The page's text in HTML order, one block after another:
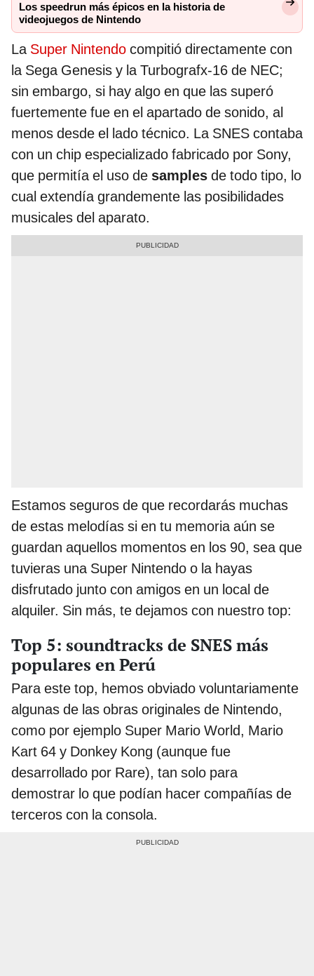
Los speedrun más épicos en la historia de
videojuegos de Nintendo
La Super Nintendo compitió directamente con
la Sega Genesis y la Turbografx-16 de NEC;
sin embargo, si hay algo en que las superó
fuertemente fue en el apartado de sonido, al
menos desde el lado técnico. La SNES contaba
con un chip especializado fabricado por Sony,
que permitía el uso de samples de todo tipo, lo
cual extendía grandemente las posibilidades
musicales del aparato.
Estamos seguros de que recordarás muchas
de estas melodías si en tu memoria aún se
guardan aquellos momentos en los 90, sea que
tuvieras una Super Nintendo o la hayas
disfrutado junto con amigos en un local de
alquiler. Sin más, te dejamos con nuestro top:
Top 5: soundtracks de SNES más
populares en Perú
Para este top, hemos obviado voluntariamente
algunas de las obras originales de Nintendo,
como por ejemplo Super Mario World, Mario
Kart 64 y Donkey Kong (aunque fue
desarrollado por Rare), tan solo para
demostrar lo que podían hacer compañías de
terceros con la consola.